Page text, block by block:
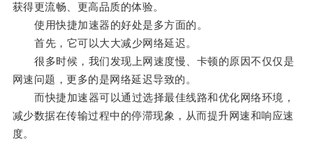
获得更流畅、更高品质的体验。
使用快捷加速器的好处是多方面的。
首先，它可以大大减少网络延迟。
很多时候，我们发现上网速度慢、卡顿的原因不仅仅是
网速问题，更多的是网络延迟导致的。
而快捷加速器可以通过选择最佳线路和优化网络环境，
减少数据在传输过程中的停滞现象，从而提升网速和响应速
度。